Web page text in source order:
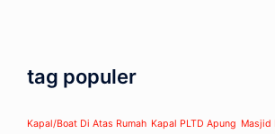
tag populer
Kapal/Boat Di Atas Rumah Kapal PLTD Apung Masjid